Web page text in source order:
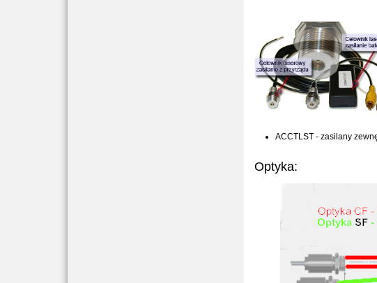
ACCTLST - zasilany
Optyka: